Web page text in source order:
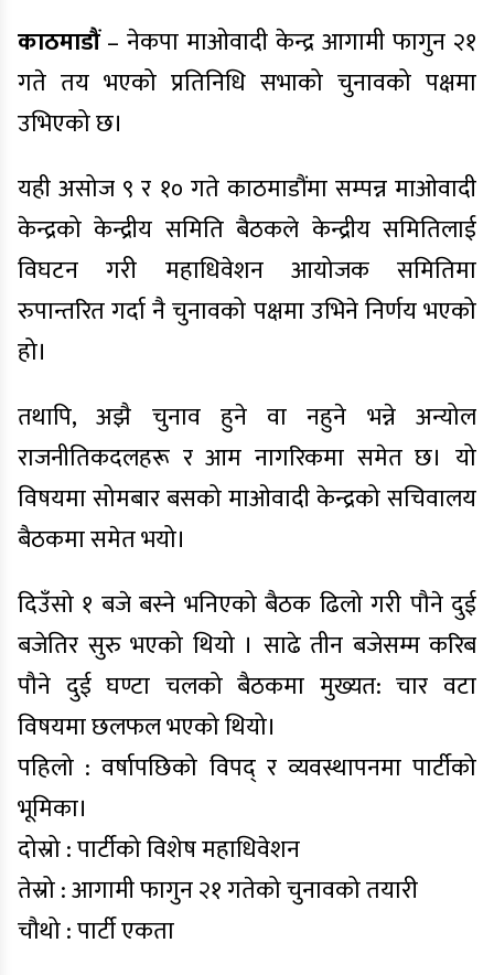
काठमाडौं– नेकपा माओवादी केन्द्र आगामी फागुन २१
गते तय भएको प्रतिनिधि सभाको चुनावको पक्षमा
उभिएको छ।
यही असोज ९ र १० गते काठमाडौंमा सम्पन्न माओवादी
केन्द्रको केन्द्रीय समिति बैठकले केन्द्रीय समितिलाई
विघटन गरी महाधिवेशन आयोजक समितिमा
रुपान्तरित गर्दा नै चुनावको पक्षमा उभिने निर्णय भएको
हो।
तथापि, अझै चुनाव हुने वा नहुने भन्ने अन्योल
राजनीतिकदलहरू र आम नागरिकमा समेत छ। यो
विषयमा सोमबार बसको माओवादी केन्द्रको सचिवालय
बैठकमा समेत भयो।
दिउँसो १ बजे बस्ने भनिएको बैठक ढिलो गरी पौने दुई
बजेतिर सुरु भएको थियो । साढे तीन बजेसम्म करिब
पौने दुई घण्टा चलको बैठकमा मुख्यत: चार वटा
विषयमा छलफल भएको थियो।
पहिलो : वर्षापछिको विपद् र व्यवस्थापनमा पार्टीको
भूमिका।
दोस्रो : पार्टीको विशेष महाधिवेशन
तेस्रो : आगामी फागुन २१ गतेको चुनावको तयारी
चौथो : पार्टी एकता